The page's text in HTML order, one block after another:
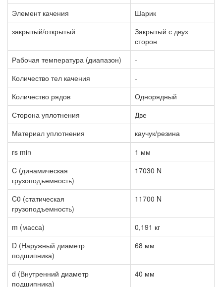
Элемент качения
Шарик
закрытый/открытый
Закрытый с двух
сторон
Рабочая температура (диапазон)
-
Количество тел качения
-
Количество рядов
Однорядный
Сторона уплотнения
Две
Материал уплотнения
каучук/резина
rs min
1 мм
C (динамическая
грузоподъемность)
17030 N
C0 (статическая
грузоподъемность)
11700 N
m (масса)
0,191 кг
D (Наружный диаметр
подшипника)
68 мм
d (Внутренний диаметр
подшипника)
40 мм